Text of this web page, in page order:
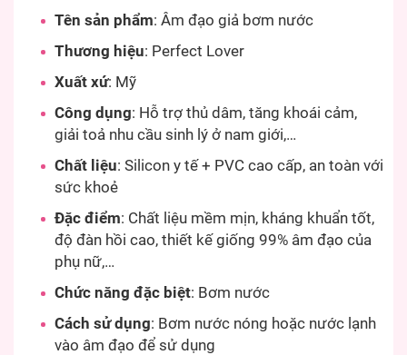
Tên sản phẩm: Âm đạo giả bơm nước
Thương hiệu: Perfect Lover
Xuất xứ: Mỹ
Công dụng: Hỗ trợ thủ dâm, tăng khoái cảm,
giải toả nhu cầu sinh lý ở nam giới,…
Chất liệu: Silicon y tế + PVC cao cấp, an toàn với
sức khoẻ
Đặc điểm: Chất liệu mềm mịn, kháng khuẩn tốt,
độ đàn hồi cao, thiết kế giống 99% âm đạo của
phụ nữ,…
Chức năng đặc biệt: Bơm nước
Cách sử dụng: Bơm nước nóng hoặc nước lạnh
vào âm đạo để sử dụng